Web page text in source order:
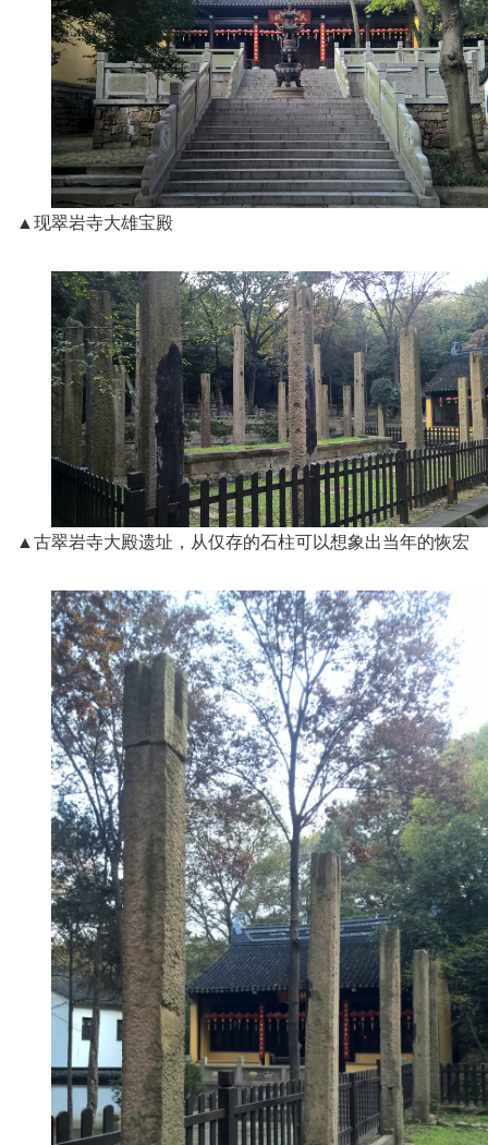
▲现翠岩寺大雄宝殿
▲古翠岩寺大殿遗址，从仅存的石柱可以想象出当年的恢宏